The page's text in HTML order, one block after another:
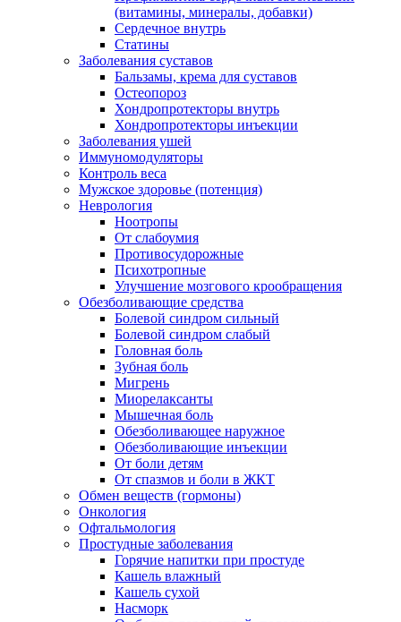
(витамины, минералы, добавки)
Сердечное внутрь
Статины
Заболевания суставов
Бальзамы, крема для суставов
Остеопороз
Хондропротекторы внутрь
Хондропротекторы инъекции
Заболевания ушей
Иммуномодуляторы
Контроль веса
Мужское здоровье (потенция)
Неврология
Ноотропы
От слабоумия
Противосудорожные
Психотропные
Улучшение мозгового крообращения
Обезболивающие средства
Болевой синдром сильный
Болевой синдром слабый
Головная боль
Зубная боль
Мигрень
Миорелаксанты
Мышечная боль
Обезболивающее наружное
Обезболивающие инъекции
От боли детям
От спазмов и боли в ЖКТ
Обмен веществ (гормоны)
Онкология
Офтальмология
Простудные заболевания
Горячие напитки при простуде
Кашель влажный
Кашель сухой
Насморк